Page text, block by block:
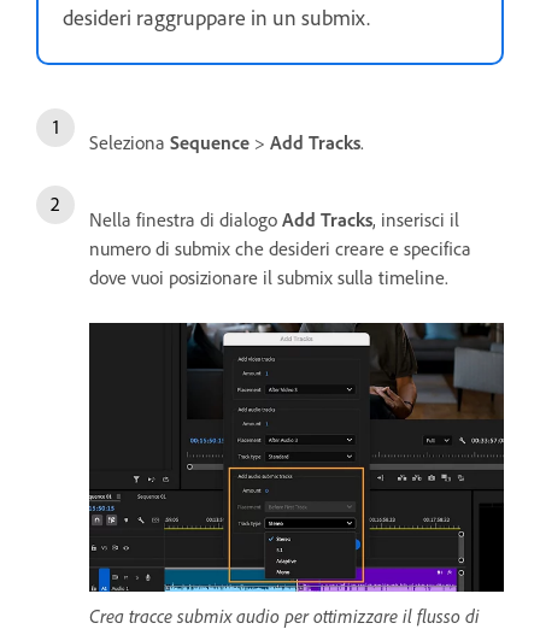
desideri raggruppare in un submix.
Seleziona Sequence > Add Tracks.
Nella finestra di dialogo Add Tracks, inserisci il
numero di submix che desideri creare e specifica
dove vuoi posizionare il submix sulla timeline.
Crea tracce submix audio per ottimizzare il flusso di